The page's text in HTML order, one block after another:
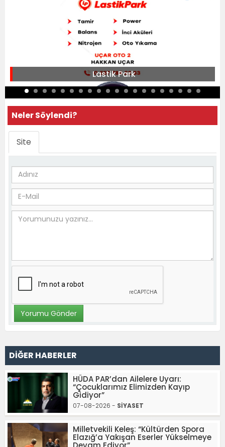
Lastik Park
Neler Söylendi?
Site
DİĞER HABERLER
HÜDA PAR’dan Ailelere Uyarı:
“Çocuklarımız Elimizden Kayıp
Gidiyor”
07-08-2026 - SİYASET
Milletvekili Keleş: “Kültürden Spora
Elazığ’a Yakışan Eserler Yükselmeye